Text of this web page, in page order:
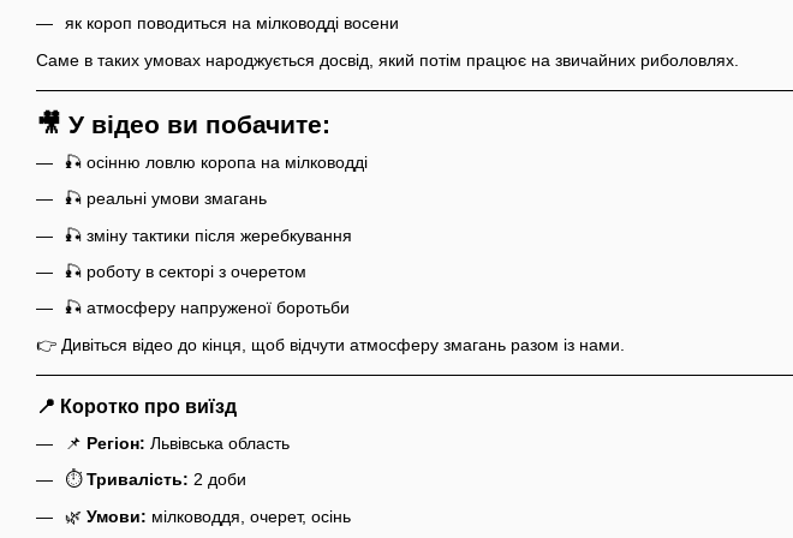
як короп поводиться на мілководді восени
Саме в таких умовах народжується досвід, який потім працює на звичайних риболовлях.
🎥 У відео ви побачите:
🎣 осінню ловлю коропа на мілководді
🎣 реальні умови змагань
🎣 зміну тактики після жеребкування
🎣 роботу в секторі з очеретом
🎣 атмосферу напруженої боротьби
👉 Дивіться відео до кінця, щоб відчути атмосферу змагань разом із нами.
📍 Коротко про виїзд
📌 Регіон: Львівська область
⏱Тривалість: 2 доби
🌿 Умови: мілководдя, очерет, осінь